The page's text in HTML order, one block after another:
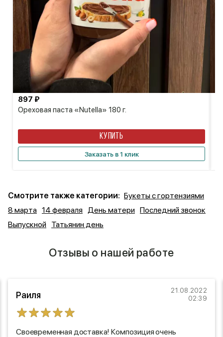
Ореховая паста «Nutella» 180 г.
897 ₽
КУПИТЬ
Заказать в 1 клик
Смотрите также категории: Букеты с гортензиями
8 марта 14 февраля День матери Последний звонок
Выпускной Татьянин день
Отзывы о нашей работе
Раиля
21.08.2022
02:39
Своевременная доставка! Композиция очень